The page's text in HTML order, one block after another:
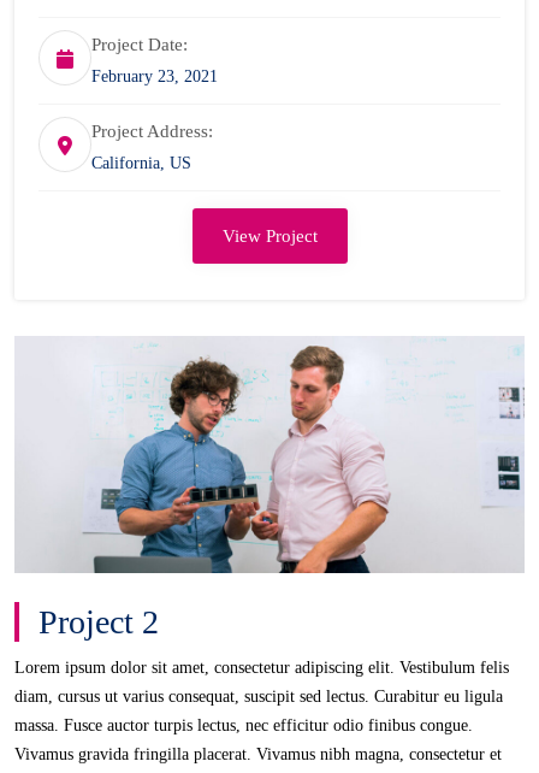
Project Date:
February 23, 2021
Project Address:
California, US
View Project
Project 2
Lorem ipsum dolor sit amet, consectetur adipiscing elit. Vestibulum felis
diam, cursus ut varius consequat, suscipit sed lectus. Curabitur eu ligula
massa. Fusce auctor turpis lectus, nec efficitur odio finibus congue.
Vivamus gravida fringilla placerat. Vivamus nibh magna, consectetur et